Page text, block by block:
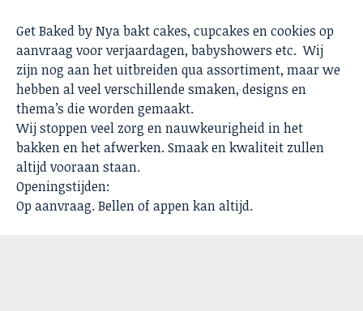
Get Baked by Nya bakt cakes, cupcakes en cookies op
aanvraag voor verjaardagen, babyshowers etc. Wij
zijn nog aan het uitbreiden qua assortiment, maar we
hebben al veel verschillende smaken, designs en
thema’s die worden gemaakt.
Wij stoppen veel zorg en nauwkeurigheid in het
bakken en het afwerken. Smaak en kwaliteit zullen
altijd vooraan staan.
Openingstijden:
Op aanvraag. Bellen of appen kan altijd.